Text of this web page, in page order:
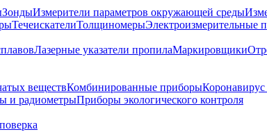
ЗондыИзмерители параметров окружающей среды
ТечеискателиТолщиномерыЭлектроизмерительные
Лазерные указатели пропилаМаркировщики
веществКомбинированные приборы
и радиометрыПриборы экологического контроля